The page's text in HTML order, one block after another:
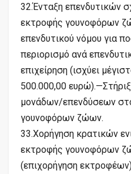
32.Ένταξη επενδυτικών
εκτροφής γουνοφόρων
επενδυτικού νόμου για
περιορισμό ανά
επιχείρηση (ισχύει
500.000,00
μονάδων/επενδύσεων
γουνοφόρων ζώων.
33.Χορήγηση κρατικών
εκτροφής γουνοφόρων
(επιχορήγηση